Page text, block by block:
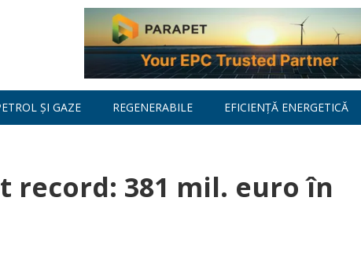
ȘI GAZE REGENERABILE EFICIENȚĂ ENERGETICĂ
record: 381 mil. euro în